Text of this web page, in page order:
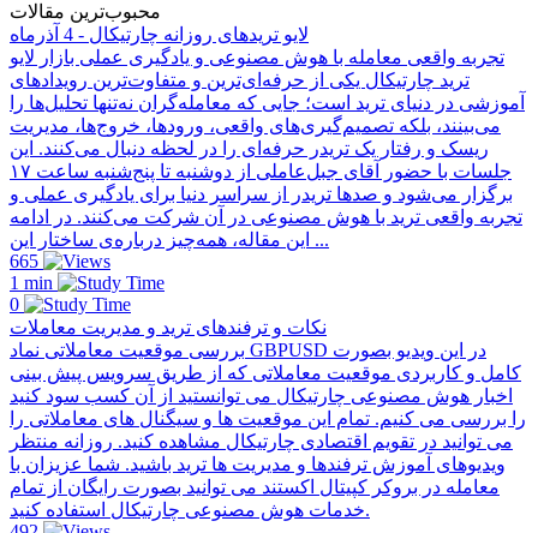
محبوب‌ترین مقالات
لایو تریدهای روزانه چارتیکال - 4 آذرماه
تجربه واقعی معامله با هوش مصنوعی و یادگیری عملی بازار لایو
ترید چارتیکال یکی از حرفه‌ای‌ترین و متفاوت‌ترین رویدادهای
آموزشی در دنیای ترید است؛ جایی که معامله‌گران نه‌تنها تحلیل‌ها را
می‌بینند، بلکه تصمیم‌گیری‌های واقعی، ورودها، خروج‌ها، مدیریت
ریسک و رفتار یک تریدر حرفه‌ای را در لحظه دنبال می‌کنند. این
جلسات با حضور آقای جبل‌عاملی از دو‌شنبه تا پنج‌شنبه ساعت ۱۷
برگزار می‌شود و صدها تریدر از سراسر دنیا برای یادگیری عملی و
تجربه واقعی ترید با هوش مصنوعی در آن شرکت می‌کنند. در ادامه
این مقاله، همه‌چیز درباره‌ی ساختار این ...
665
1 min
0
نکات و ترفندهای ترید و مدیریت معاملات
بررسی موقعیت معاملاتی نماد GBPUSD در این ویدیو بصورت
کامل و کاربردی موقعیت معاملاتی که از طریق سرویس پیش بینی
اخبار هوش مصنوعی چارتیکال می توانستید از آن کسب سود کنید
را بررسی می کنیم. تمام این موقعیت ها و سیگنال های معاملاتی را
می توانید در تقویم اقتصادی چارتیکال مشاهده کنید. روزانه منتظر
ویدیوهای آموزش ترفندها و مدیریت ها ترید باشید. شما عزیزان با
معامله در بروکر کپیتال اکستند می توانید بصورت رایگان از تمام
خدمات هوش مصنوعی چارتیکال استفاده کنید.